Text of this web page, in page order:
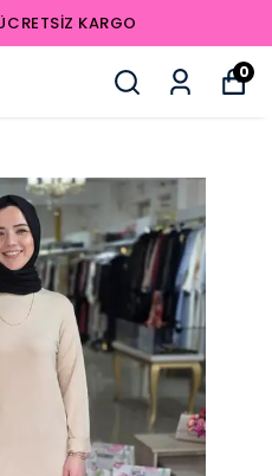
KARGO
0